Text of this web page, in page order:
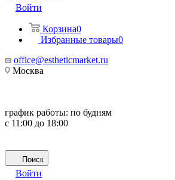
Войти
Корзина0
Избранные товары0
office@estheticmarket.ru
Москва
график работы: по будням
с 11:00 до 18:00
Поиск
Войти